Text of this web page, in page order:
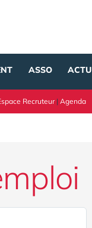
ASSO ACTU
Recruteur| Agenda